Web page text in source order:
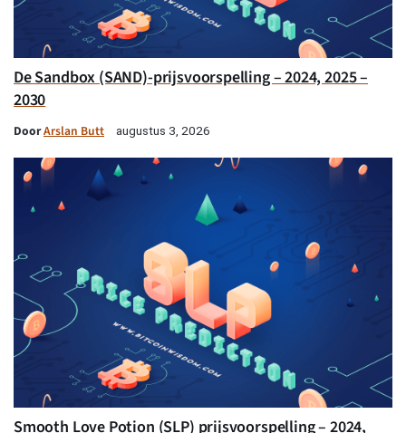
De Sandbox (SAND)-prijsvoorspelling – 2024, 2025 –
2030
DoorArslan Butt augustus 3, 2026
Smooth Love Potion (SLP) prijsvoorspelling – 2024,